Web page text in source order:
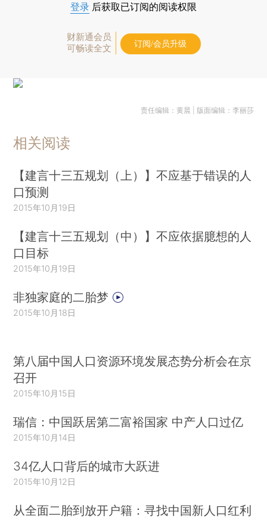
登录 后获取已订阅的阅读权限
财新通会员
可畅读全文
订阅/会员升级
责任编辑：黄晨 | 版面编辑：李丽莎
相关阅读
【建言十三五规划（上）】不应基于错误的人
口预测
2015年10月19日
【建言十三五规划（中）】不应依据臆想的人
口目标
2015年10月19日
非独家庭的二胎梦
2015年10月18日
第八届中国人口资源环境发展态势分析会在京
召开
2015年10月15日
瑞信：中国跃居第二富裕国家 中产人口过亿
2015年10月14日
34亿人口背后的城市大跃进
2015年10月12日
从全面二胎到放开户籍：寻找中国新人口红利